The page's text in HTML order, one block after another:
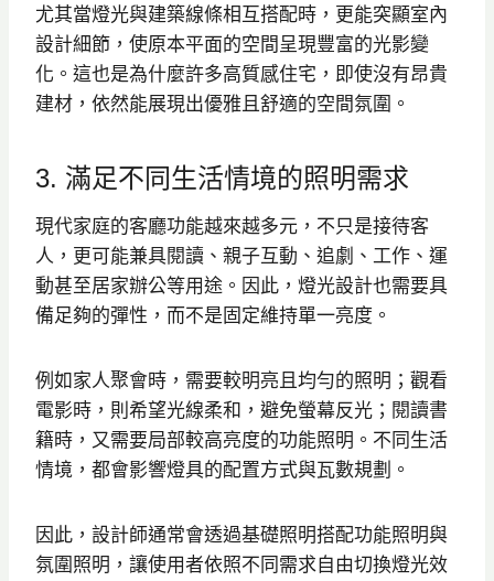
尤其當燈光與建築線條相互搭配時，更能突顯室內
設計細節，使原本平面的空間呈現豐富的光影變
化。這也是為什麼許多高質感住宅，即使沒有昂貴
建材，依然能展現出優雅且舒適的空間氛圍。
3. 滿足不同生活情境的照明需求
現代家庭的客廳功能越來越多元，不只是接待客
人，更可能兼具閱讀、親子互動、追劇、工作、運
動甚至居家辦公等用途。因此，燈光設計也需要具
備足夠的彈性，而不是固定維持單一亮度。
例如家人聚會時，需要較明亮且均勻的照明；觀看
電影時，則希望光線柔和，避免螢幕反光；閱讀書
籍時，又需要局部較高亮度的功能照明。不同生活
情境，都會影響燈具的配置方式與瓦數規劃。
因此，設計師通常會透過基礎照明搭配功能照明與
氛圍照明，讓使用者依照不同需求自由切換燈光效